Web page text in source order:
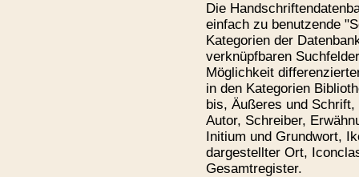
Die
einfach zu benutzende
Kategorien der
verknüpfbaren
Möglichkeit
in den Kategorien
bis, Äußeres und
Autor, Schreiber,
Initium und Grundwort,
dargestellter Ort,
Gesamtregister.